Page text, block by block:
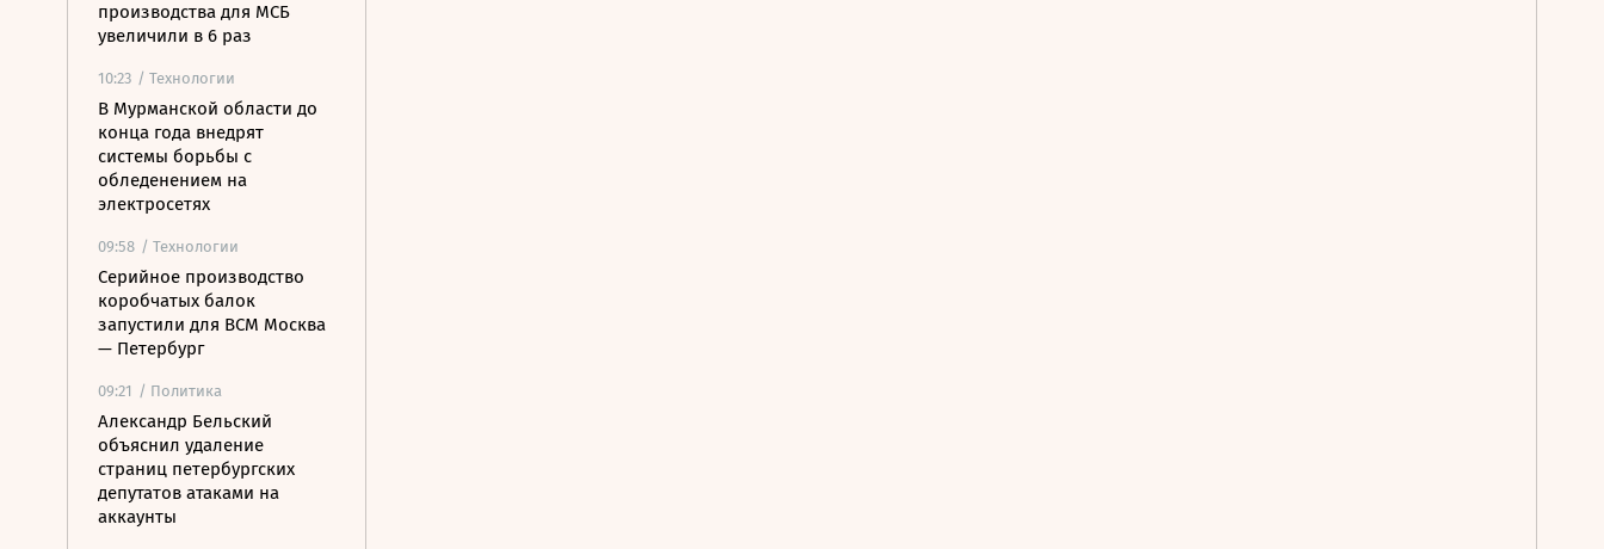
производства для МСБ
увеличили в 6 раз
10:23 / Технологии
В Мурманской области до
конца года внедрят
системы борьбы с
обледенением на
электросетях
09:58 / Технологии
Серийное производство
коробчатых балок
запустили для ВСМ Москва
— Петербург
09:21 / Политика
Александр Бельский
объяснил удаление
страниц петербургских
депутатов атаками на
аккаунты